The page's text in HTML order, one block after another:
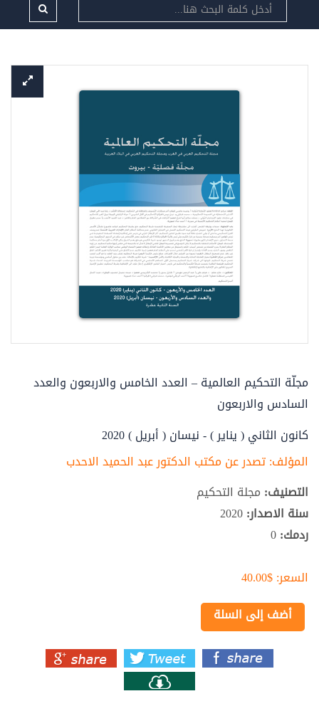
مجلّة التحكيم العالمية – العدد الخامس والاربعون والعدد
السادس والاربعون
كانون الثاني ( يناير ) - نيسان ( أبريل ) 2020
المؤلف:تصدر عن مكتب الدكتور عبد الحميد الاحدب
التصنيف: مجلة التحكيم
سنة الاصدار:2020
ردمك:0
السعر:$40.00
أضف إلى السلة